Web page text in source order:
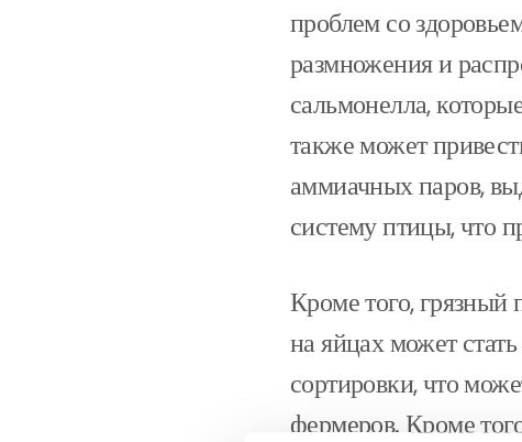
проблем со
размножения и
сальмонелла,
также может
аммиачных паров,
систему птицы, что
Кроме того, грязный
на яйцах может
сортировки, что
фермеров. Кроме